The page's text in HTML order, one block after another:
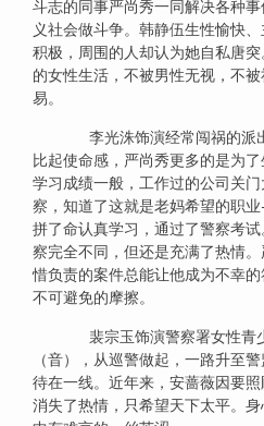
斗志的同事严尚秀一同解决各种
义社会做斗争。韩静伍生性愉快
积极，周围的人却认为她自私唐
的女性生活，不被男性无视，不
易。
李光洙饰演经常闯祸的派
比起使命感，严尚秀更多的是为
学习成绩一般，工作过的公司关
察，知道了这就是老妈希望的职
拼了命认真学习，通过了警察考
察完全不同，但还是充满了热情
惜负责的案件总能让他成为不幸
不可避免的摩擦。
裴宗玉饰演警察署女性青
（音），从巡警做起，一路升至
待在一线。近年来，安蔷薇因要
消失了热情，只希望天下太平。